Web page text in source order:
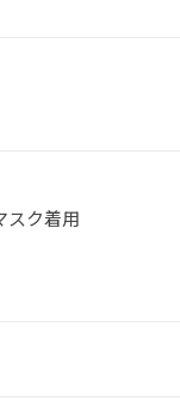
スク着用